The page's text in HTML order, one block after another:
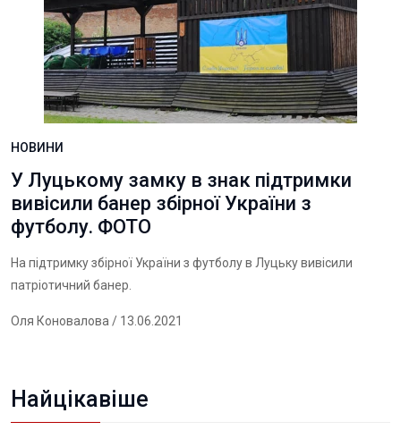
НОВИНИ
У Луцькому замку в знак підтримки
вивісили банер збірної України з
футболу. ФОТО
На підтримку збірної України з футболу в Луцьку вивісили
патріотичний банер.
Оля Коновалова / 13.06.2021
Найцікавіше